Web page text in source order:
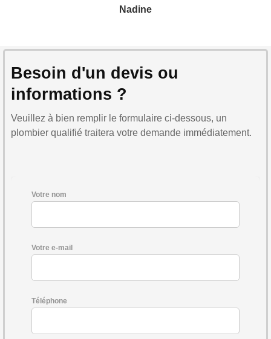
Nadine
Besoin d'un devis ou
informations ?
Veuillez à bien remplir le formulaire ci-dessous, un
plombier qualifié traitera votre demande immédiatement.
Votre nom
Votre e-mail
Téléphone